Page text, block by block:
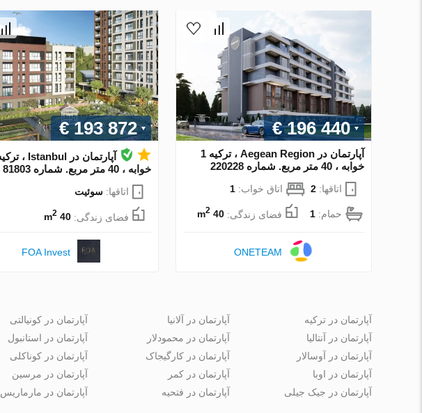
€ 196 440
آپارتمان در Aegean Region ، ترکیه 1
خوابه ، 40 متر مربع. شماره 220228
اتاقها: 2 اتاق خواب: 1
حمام: 1 فضای زندگی: 40 m
2
ONETEAM
€ 193 872
خوابه ، 40 متر مربع. شماره 81803
اتاقها: سوئیت
فضای زندگی: 40 m
2
FOA Invest
آپارتمان در ترکیه
آپارتمان در آنتالیا
آپارتمان در آوسالار
آپارتمان در اوبا
آپارتمان در جیک جیلی
آپارتمان در آلانیا
آپارتمان در محمودلار
آپارتمان در کارگیجاک
آپارتمان در کمر
آپارتمان در فتحیه
آپارتمان در کونیالتی
آپارتمان در استانبول
آپارتمان در کوناکلی
آپارتمان در مرسین
آپارتمان در مارماریس